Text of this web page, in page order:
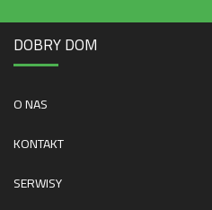
DOBRY DOM
O NAS
KONTAKT
SERWISY